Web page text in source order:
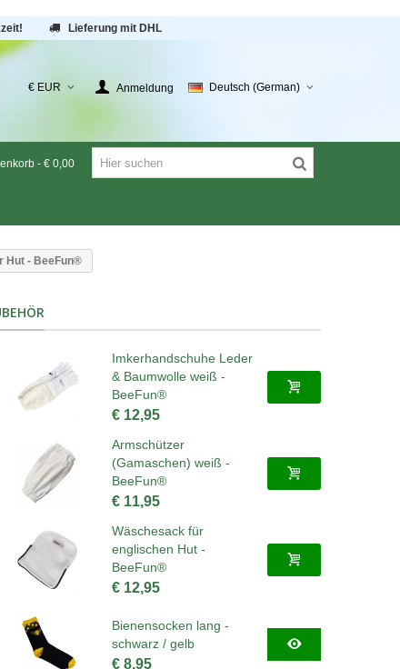
Lieferung mit DHL
€ EUR Anmeldung Deutsch (German)
- € 0,00
Hut - BeeFun®
Imkerhandschuhe Leder
& Baumwolle weiß -
BeeFun®
€ 12,95
Armschützer
(Gamaschen) weiß -
BeeFun®
€ 11,95
Wäschesack für
englischen Hut -
BeeFun®
€ 12,95
Bienensocken lang -
schwarz / gelb
€ 8,95